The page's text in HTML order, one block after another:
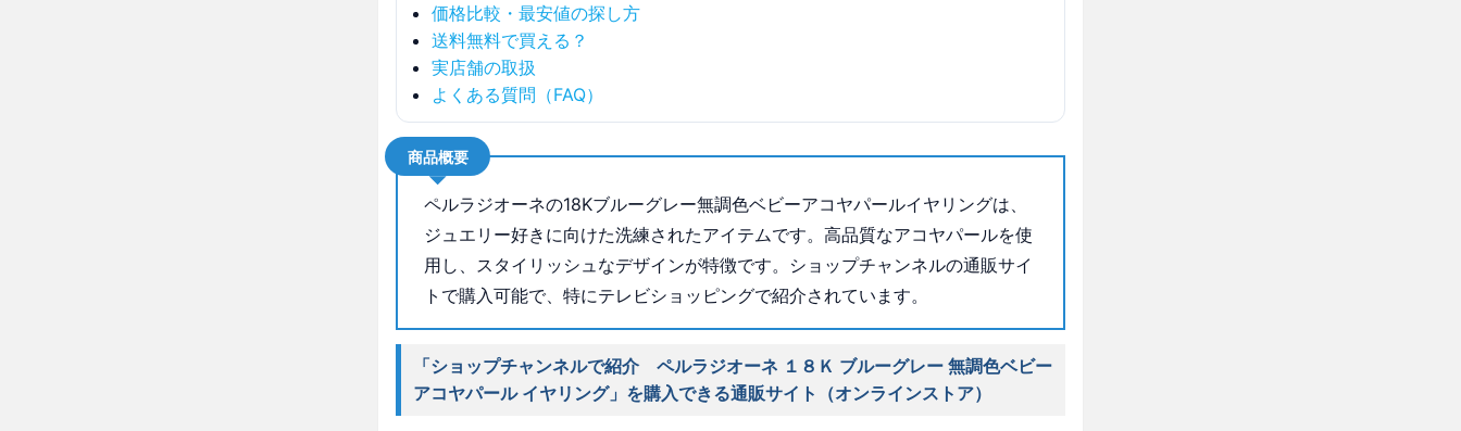
価格比較・最安値の探し方
送料無料で買える？
実店舗の取扱
よくある質問（FAQ）
商品概要
ペルラジオーネの18Kブルーグレー無調色ベビーアコヤパールイヤリングは、
ジュエリー好きに向けた洗練されたアイテムです。高品質なアコヤパールを使
用し、スタイリッシュなデザインが特徴です。ショップチャンネルの通販サイ
トで購入可能で、特にテレビショッピングで紹介されています。
「ショップチャンネルで紹介 ペルラジオーネ １８Ｋ ブルーグレー 無調色ベビー
アコヤパール イヤリング」を購入できる通販サイト（オンラインストア）